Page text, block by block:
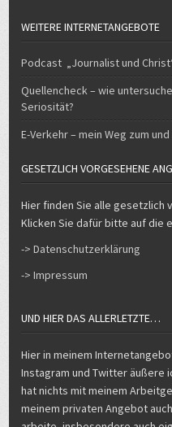
Seriosität?
E-Verkehr – mein Weg zum
GESETZLICH VORGESEHENE
Hier finden Sie alle gesetzlich
-> Datenschutzerklärung
-> Impressum
UND HIER DAS ALLERLETZTE…
Hier in meinem
hat nichts mit meinem
meinem privaten Angebot
arbeite, insbesondere auch
stammende Inhalte sind durch
gemacht.